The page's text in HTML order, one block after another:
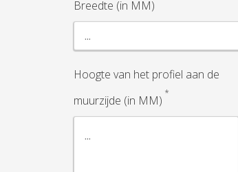
Breedte (in MM)
Hoogte van het profiel aan de
muurzijde (in MM) *